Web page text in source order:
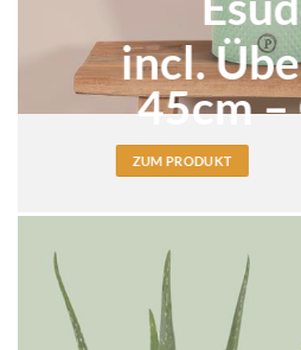
incl.
45cm
ZUM PRODUKT